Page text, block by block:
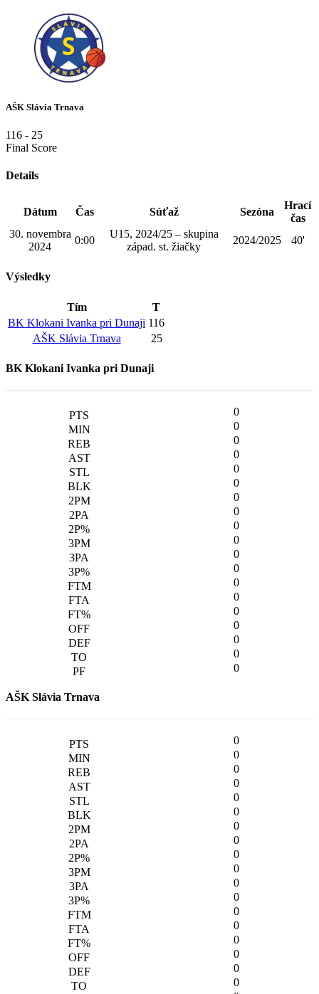
AŠK Slávia Trnava
116 - 25
Final Score
Details
Dátum Čas Súťaž Sezóna
Hrací
čas
30. novembra
2024
0:00
U15, 2024/25 – skupina
západ. st. žiačky
2024/2025 40'
Výsledky
Tím
T
BK Klokani Ivanka pri Dunaji 116
AŠK Slávia Trnava
25
BK Klokani Ivanka pri Dunaji
0
0
0
0
0
0
0
0
0
0
0
0
0
0
0
0
0
0
0
AŠK Slávia Trnava
0
0
0
0
0
0
0
0
0
0
0
0
0
0
0
0
0
0